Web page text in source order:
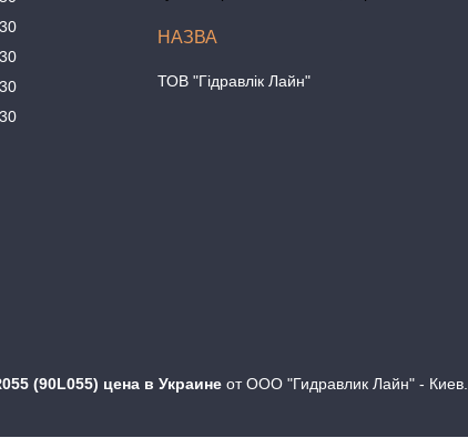
ТОВ "Гідравлік Лайн"
(90L055) цена в Украине от ООО "Гидравлик Лайн" - Киев.